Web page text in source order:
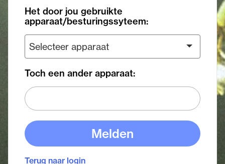
Het door jou gebruikte
apparaat/besturingssyteem:
Toch een ander apparaat:
Melden
Terug naar login